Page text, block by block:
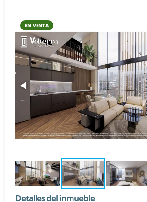
EN VENTA
Detalles del inmueble